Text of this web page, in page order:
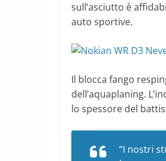
sull’asciutto è
auto sportive.
Il blocca fango
dell’aquaplaning.
lo spessore del
“I nostri